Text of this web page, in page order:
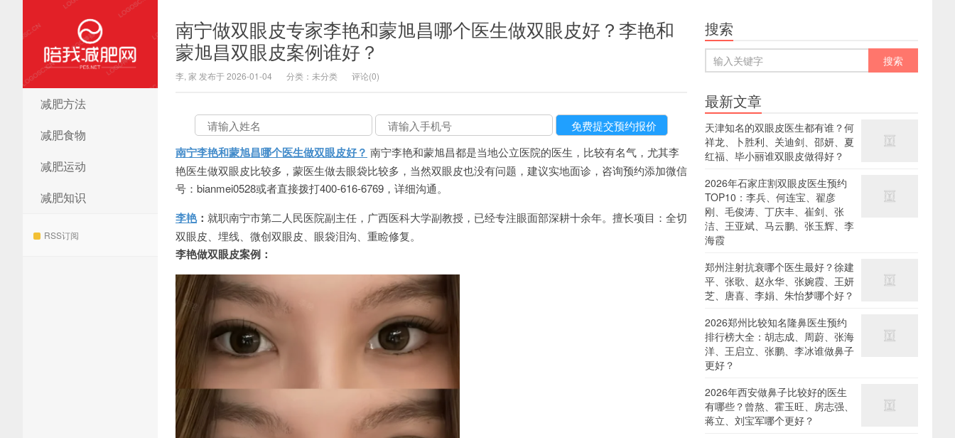
陪我减肥网
减肥方法
减肥食物
减肥运动
减肥知识
RSS订阅
南宁做双眼皮专家李艳和蒙旭昌哪个医生做双眼皮好？李艳和
蒙旭昌双眼皮案例谁好？
李, 家 发布于 2026-01-04 分类：未分类 评论(0)
南宁李艳和蒙旭昌哪个医生做双眼皮好？ 南宁李艳和蒙旭昌都是当地公立医院的医生，比较有名气，尤其李
艳医生做双眼皮比较多，蒙医生做去眼袋比较多，当然双眼皮也没有问题，建议实地面诊，咨询预约添加微信
号：bianmei0528或者直接拨打400-616-6769，详细沟通。
李艳： 就职南宁市第二人民医院副主任，广西医科大学副教授，已经专注眼面部深耕十余年。擅长项目：全切
双眼皮、埋线、微创双眼皮、眼袋泪沟、重睑修复。
李艳做双眼皮案例：
搜索
最新文章
天津知名的双眼皮医生都有谁？何
祥龙、卜胜利、关迪剑、邵妍、夏
红福、毕小丽谁双眼皮做得好？
2026年石家庄割双眼皮医生预约
TOP10：李兵、何连宝、翟彦
刚、毛俊涛、丁庆丰、崔剑、张
洁、王亚斌、马云鹏、张玉辉、李
海霞
郑州注射抗衰哪个医生最好？徐建
平、张歌、赵永华、张婉霞、王妍
芝、唐喜、李娟、朱怡梦哪个好？
2026郑州比较知名隆鼻医生预约
排行榜大全：胡志成、周蔚、张海
洋、王启立、张鹏、李冰谁做鼻子
更好？
2026年西安做鼻子比较好的医生
有哪些？曾熬、霍玉旺、房志强、
蒋立、刘宝军哪个更好？